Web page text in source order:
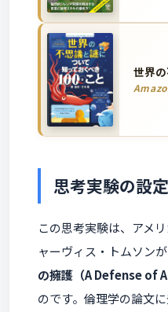
世界
思考実験の設定
この思考実験は、アメ
ャーヴィス・トムソン
の擁護（A Defense of
のです。倫理学の論文